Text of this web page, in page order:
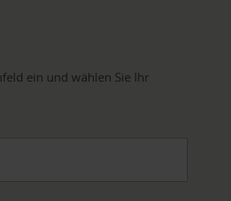
ein und wählen Sie Ihr